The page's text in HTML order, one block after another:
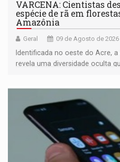
VARCENA: Cientistas
espécie de rã em
Amazônia
Geral 09 de Agosto de 2026
Identificada no oeste do Acre,
revela uma diversidade oculta